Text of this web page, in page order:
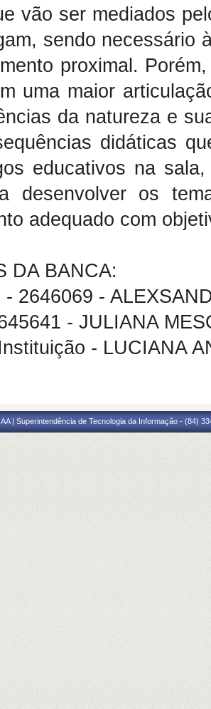
vão ser mediados
sendo necessário
proximal.
uma maior
da natureza e
didáticas
educativos na
desenvolver os
adequado com
DA BANCA:
- 2646069 -
- JULIANA
- LUCIANA
| Superintendência de Tecnologia da Informação - (84)